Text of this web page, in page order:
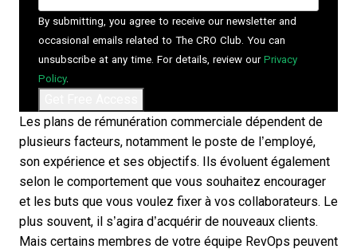
By submitting, you agree to receive our newsletter and
occasional emails related to The CRO Club. You can
unsubscribe at any time. For details, review our Privacy
Policy.
Les plans de rémunération commerciale dépendent de
plusieurs facteurs, notamment le poste de l’employé,
son expérience et ses objectifs. Ils évoluent également
selon le comportement que vous souhaitez encourager
et les buts que vous voulez fixer à vos collaborateurs. Le
plus souvent, il s’agira d’acquérir de nouveaux clients.
Mais certains membres de votre équipe RevOps peuvent